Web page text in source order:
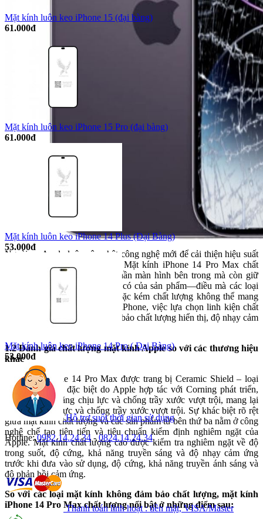
Ngoài ra, Apple luôn cập nhật công nghệ mới để cải thiện hiệu suất
và tuổi thọ của các linh kiện. Mặt kính iPhone 14 Pro Max chất
lượng không chỉ bảo vệ tốt phần màn hình bên trong mà còn giữ
được vẻ ngoài sang trọng vốn có của sản phẩm—điều mà các loại
mặt kính không chính hãng hoặc kém chất lượng không thể mang
lại. Vì vậy, khi thay mặt kính iPhone, việc lựa chọn linh kiện chất
lượng là rất quan trọng để đảm bảo chất lượng hiển thị, độ nhạy cảm
1.2 Đánh giá chất lượng mặt kính Apple so với các thương hiệu
khác
Mặt kính iPhone 14 Pro Max được trang bị Ceramic Shield – loại
kính cường lực đặc biệt do Apple hợp tác với Corning phát triển,
mang lại khả năng chịu lực và chống trầy xước vượt trội, mang lại
khả năng chịu lực và chống trầy xước vượt trội. Sự khác biệt rõ rệt
giữa mặt kính chất lượng và các sản phẩm từ bên thứ ba nằm ở công
nghệ chế tạo tiên tiến và tiêu chuẩn kiểm định nghiêm ngặt của
Apple. Mặt kính chất lượng cao được kiểm tra nghiêm ngặt về độ
trong suốt, độ cứng, khả năng truyền sáng và độ nhạy cảm ứng
trước khi đưa vào sử dụng, độ cứng, khả năng truyền ánh sáng và
độ phản hồi cảm ứng.
So với các loại mặt kính không đảm bảo chất lượng, mặt kính
iPhone 14 Pro Max chất lượng nổi bật ở những điểm sau:
Mặt kính luôn keo iPhone 15 (đại bàng)
61.000đ
Mặt kính luôn keo iPhone 15 Pro (đại bàng)
61.000đ
Mặt kính luôn keo iPhone 14 Plus (Đại Bàng)
53.000đ
Mặt kính luôn keo iPhone 14 Pro ( Đại Bàng)
53.000đ
Hỗ trợ suốt thời gian sử dụng
Hotline:0982.14.24.34 -0824.14.24.34
Thanh toán linh hoạt : tiền mặt, VISA/Master